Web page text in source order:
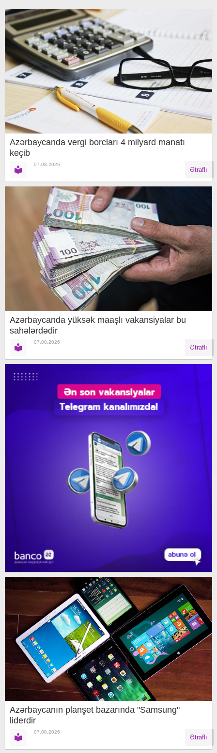
Azərbaycanda vergi borcları 4 milyard manatı
keçib
07.08.2026
Ətraflı
Azərbaycanda yüksək maaşlı vakansiyalar bu
sahələrdədir
07.08.2026
Ətraflı
Azərbaycanın planşet bazarında "Samsung"
liderdir
07.08.2026
Ətraflı